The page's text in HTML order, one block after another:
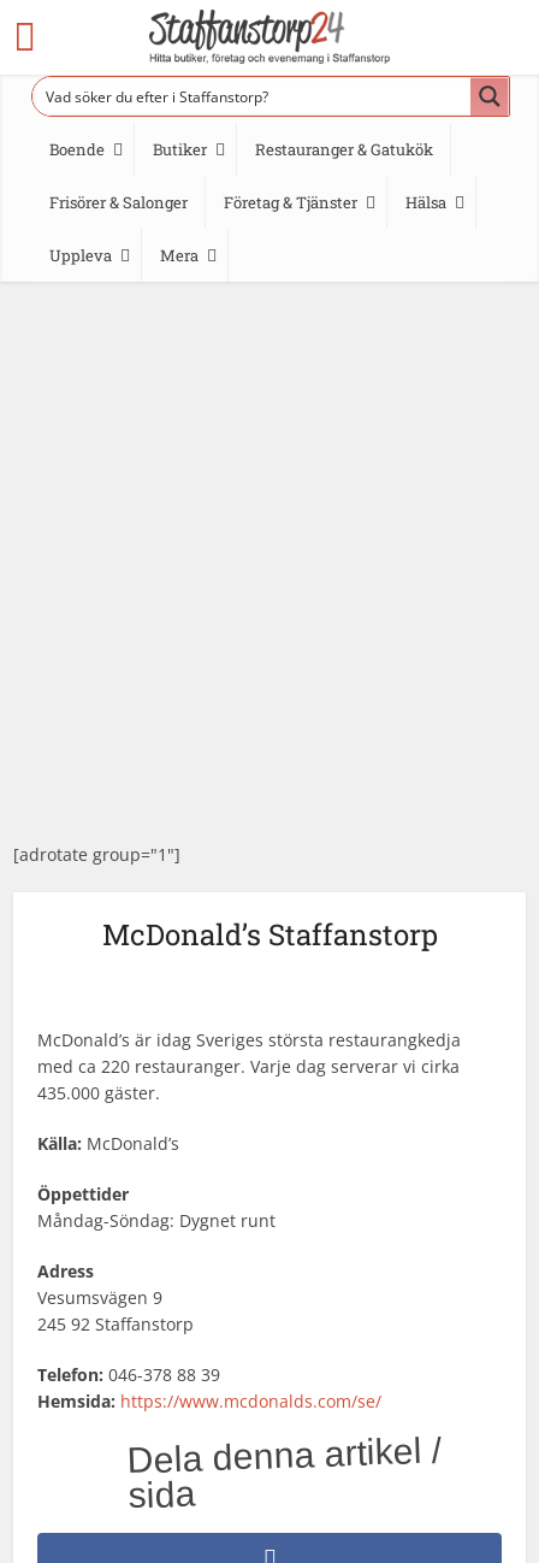
Boende Butiker Restauranger & Gatukök
Frisörer & Salonger Företag & Tjänster Hälsa
Uppleva Mera
[adrotate group="1"]
McDonald’s Staffanstorp
McDonald’s är idag Sveriges största restaurangkedja
med ca 220 restauranger. Varje dag serverar vi cirka
435.000 gäster.
Källa: McDonald’s
Öppettider
Måndag-Söndag: Dygnet runt
Adress
Vesumsvägen 9
245 92 Staffanstorp
Telefon: 046-378 88 39
Hemsida: https://www.mcdonalds.com/se/
Dela denna artikel /
sida